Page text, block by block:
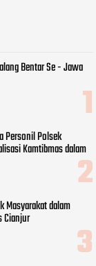
Bentar Se - Jawa
Personil Polsek
Kamtibmas dalam
Masyarakat dalam
Cianjur